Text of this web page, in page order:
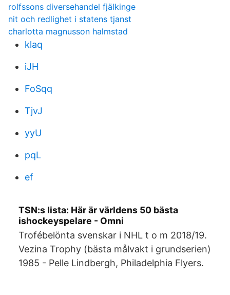
rolfssons diversehandel fjälkinge
nit och redlighet i statens tjanst
charlotta magnusson halmstad
klaq
iJH
FoSqq
TjvJ
yyU
pqL
ef
TSN:s lista: Här är världens 50 bästa
ishockeyspelare - Omni
Trofébelönta svenskar i NHL t o m 2018/19.
Vezina Trophy (bästa målvakt i grundserien)
1985 - Pelle Lindbergh, Philadelphia Flyers.